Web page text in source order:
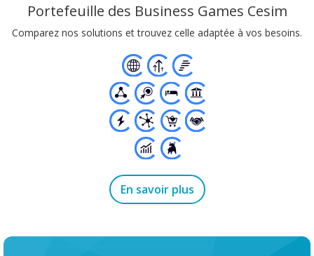
Portefeuille des Business Games Cesim
Comparez nos solutions et trouvez celle adaptée à vos besoins.
En savoir plus